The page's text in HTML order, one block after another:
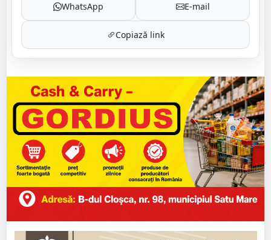
WhatsApp E-mail
Copiază link